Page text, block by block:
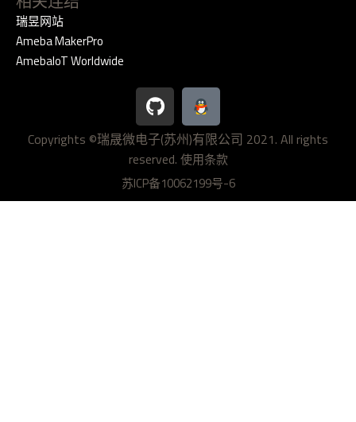
瑞昱网站
Ameba MakerPro
AmebaIoT Worldwide
G
i
t
h
u
b
Copyrights ©瑞晟微电子(苏州)有限公司 2021. All rights
reserved. 使用条款
苏ICP备10062199号-6